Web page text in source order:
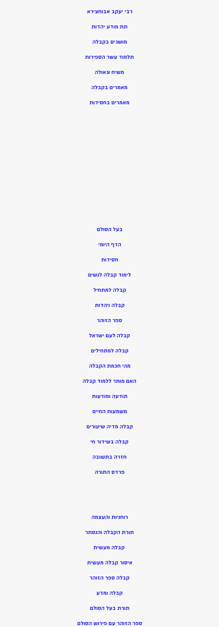
רבי יעקב אבוחצירא
תת מודע יהדות
מושגים בקבלה
תלמוד עשר הספירות
משיח וגאולה
מאמרים בקבלה
מאמרים בחסידות
בעל הסולם
הדף היומי
חסידות
לימוד קבלה לנשים
קבלה למתחיל
קבלה ויהדות
ספר הזוהר
קבלה לעם ישראל
קבלה למתחילים
מהי חכמת הקבלה
האם מותר ללמוד קבלה
תודעה ומודעות
משמעות החיים
קבלה מדיה שיעורים
קבלה בשידור חי
חזרה בתשובה
פרדס התורה
רוחניות והעצמה
תורת הקבלה והנסתר
קבלה מעשית
איסור קבלה מעשית
קבלה ספר הזוהר
קבלה ומדע
תורת בעל הסולם
ספר הזוהר עם פירוש הסולם